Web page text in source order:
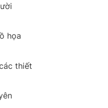
họa
thiết